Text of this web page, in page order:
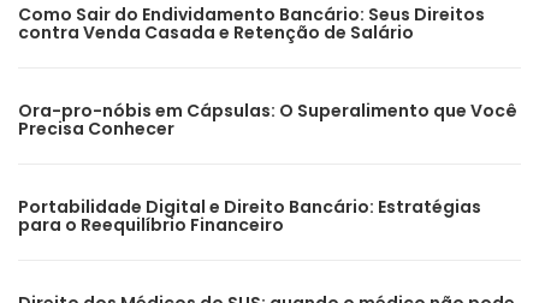
Como Sair do Endividamento Bancário: Seus Direitos
contra Venda Casada e Retenção de Salário
Ora-pro-nóbis em Cápsulas: O Superalimento que Você
Precisa Conhecer
Portabilidade Digital e Direito Bancário: Estratégias
para o Reequilíbrio Financeiro